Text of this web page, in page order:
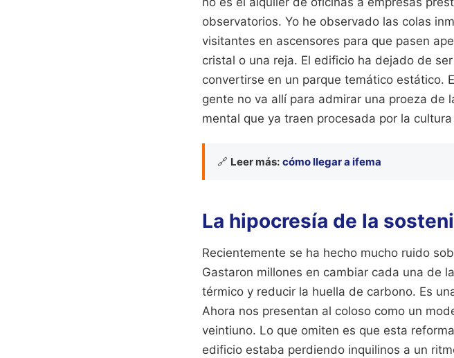
observatorios. Yo he observado las colas
visitantes en ascensores para que pasen
cristal o una reja. El edificio ha dejado de
convertirse en un parque temático estático.
gente no va allí para admirar una proeza de
mental que ya traen procesada por la cultura
🔗 Leer más: cómo llegar a ifema
La hipocresía de la
Recientemente se ha hecho mucho ruido
Gastaron millones en cambiar cada una de
térmico y reducir la huella de carbono. Es
Ahora nos presentan al coloso como un
veintiuno. Lo que omiten es que esta
edificio estaba perdiendo inquilinos a un